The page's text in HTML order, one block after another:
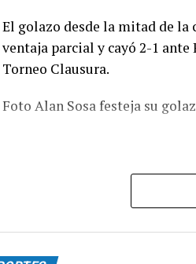
El golazo desde la mitad de la
ventaja parcial y cayó 2-1 ante
Torneo Clausura.
Foto Alan Sosa festeja su